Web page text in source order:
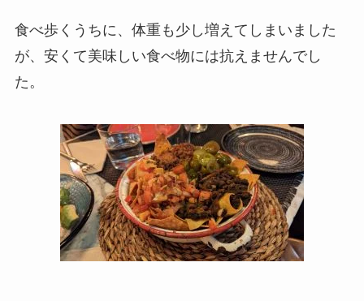
食べ歩くうちに、体重も少し増えてしまいました
が、安くて美味しい食べ物には抗えませんでし
た。